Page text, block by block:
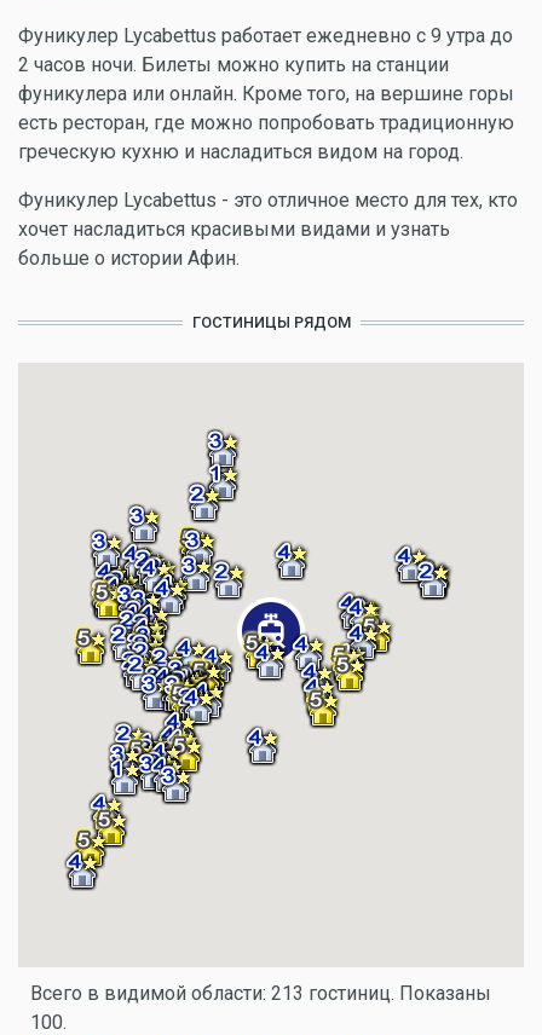
Фуникулер Lycabettus работает ежедневно с 9 утра до
2 часов ночи. Билеты можно купить на станции
фуникулера или онлайн. Кроме того, на вершине горы
есть ресторан, где можно попробовать традиционную
греческую кухню и насладиться видом на город.
Фуникулер Lycabettus - это отличное место для тех, кто
хочет насладиться красивыми видами и узнать
больше о истории Афин.
ГОСТИНИЦЫ РЯДОМ
Всего в видимой области: 213 гостиниц. Показаны
100.